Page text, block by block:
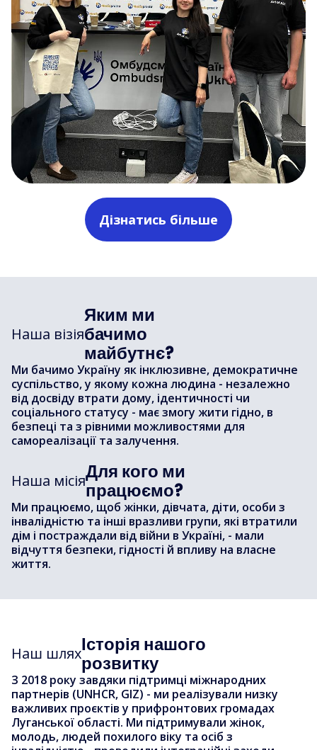
Дізнатись більше
Наша візія
Яким ми
бачимо
майбутнє?
Ми бачимо Україну як інклюзивне, демократичне
суспільство, у якому кожна людина - незалежно
від досвіду втрати дому, ідентичності чи
соціального статусу - має змогу жити гідно, в
безпеці та з рівними можливостями для
самореалізації та залучення.
Наша місіяДля кого ми
працюємо?
Ми працюємо, щоб жінки, дівчата, діти, особи з
інвалідністю та інші вразливи групи, які втратили
дім і постраждали від війни в Україні, - мали
відчуття безпеки, гідності й впливу на власне
життя.
Наш шляхІсторія нашого
розвитку
З 2018 року завдяки підтримці міжнародних
партнерів (UNHCR, GIZ) - ми реалізували низку
важливих проєктів у прифронтових громадах
Луганської області. Ми підтримували жінок,
молодь, людей похилого віку та осіб з